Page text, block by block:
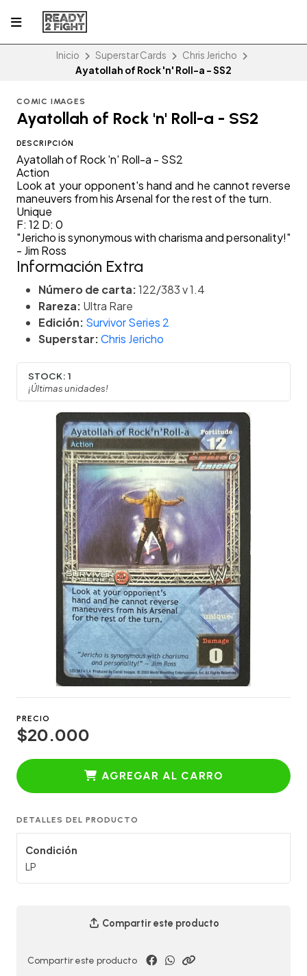
Inicio Superstar Cards
Chris Jericho
Ayatollah of Rock 'n' Roll-a - SS2
COMIC IMAGES
Ayatollah of Rock 'n' Roll-a - SS2
DESCRIPCIÓN
Ayatollah of Rock 'n' Roll-a - SS2
Action
Look at your opponent's hand and he cannot reverse
maneuvers from his Arsenal for the rest of the turn.
Unique
F: 12 D: 0
"Jericho is synonymous with charisma and personality!"
- Jim Ross
Información Extra
Número de carta:122/383 v 1.4
Rareza: Ultra Rare
Edición: Survivor Series 2
Superstar:Chris Jericho
STOCK: 1
¡Últimas unidades!
PRECIO
$20.000
AGREGAR AL CARRO
DETALLES DEL PRODUCTO
Condición
LP
Compartir este producto
Compartir este producto